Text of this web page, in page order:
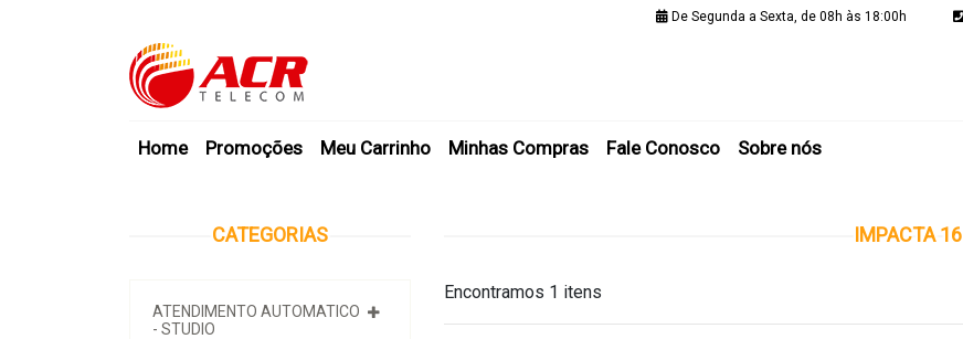
De Segunda a Sexta, de 08h às 18:00h
Home Promoções Meu Carrinho Minhas Compras Fale Conosco Sobre nós
CATEGORIAS
ATENDIMENTO AUTOMATICO
- STUDIO
IMPACTA 16
Encontramos 1 itens